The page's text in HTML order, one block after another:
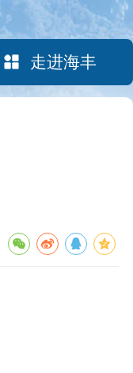
走进海丰